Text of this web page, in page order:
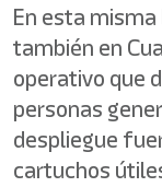
En esta
también en
operativo que
personas
despliegue
cartuchos